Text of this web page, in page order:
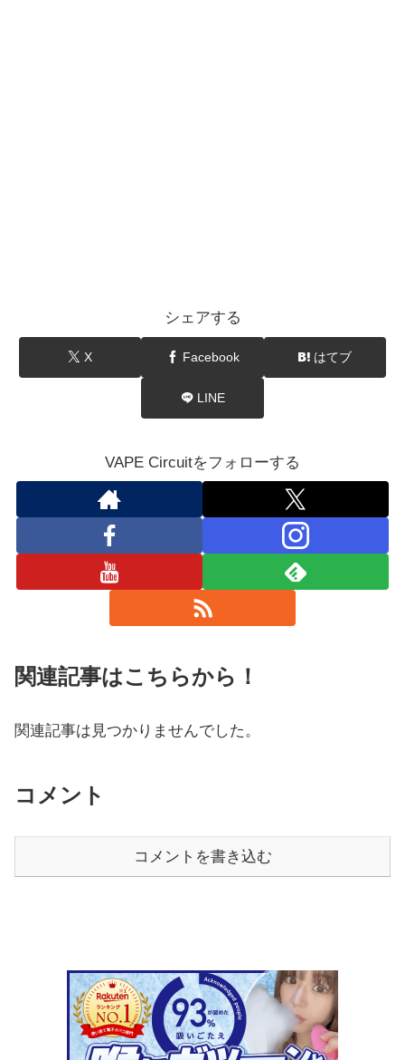
シェアする
X Facebook はてブ
LINE
VAPE Circuitをフォローする
関連記事はこちらから！
関連記事は見つかりませんでした。
コメント
コメントを書き込む